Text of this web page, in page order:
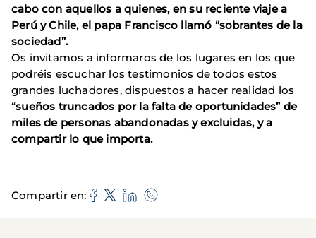
cabo con aquellos a quienes, en su reciente viaje a
Perú y Chile, el papa Francisco llamó “sobrantes de la
sociedad”.
Os invitamos a informaros de los lugares en los que
podréis escuchar los testimonios de todos estos
grandes luchadores, dispuestos a hacer realidad los
“sueños truncados por la falta de oportunidades” de
miles de personas abandonadas y excluidas, y a
compartir lo que importa.
Compartir en